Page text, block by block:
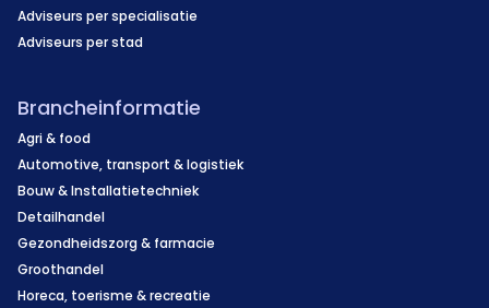
Adviseurs per specialisatie
Adviseurs per stad
Brancheinformatie
Agri & food
Automotive, transport & logistiek
Bouw & Installatietechniek
Detailhandel
Gezondheidszorg & farmacie
Groothandel
Horeca, toerisme & recreatie